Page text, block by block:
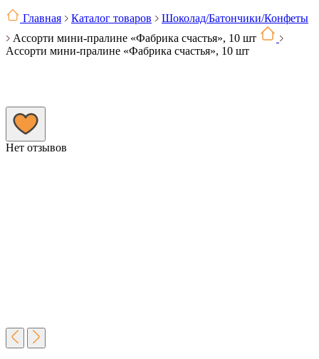
Главная Каталог товаров
Шоколад/Батончики/Конфеты
Ассорти мини-пралине «Фабрика счастья», 10 шт
Ассорти мини-пралине «Фабрика счастья», 10 шт
Нет отзывов